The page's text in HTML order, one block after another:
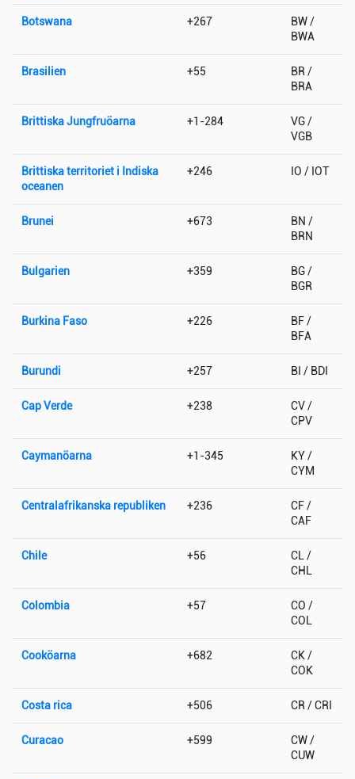
Botswana +267
BW /
BWA
Brasilien +55
BR /
BRA
Brittiska Jungfruöarna +1-284
VG /
VGB
Brittiska territoriet i Indiska
oceanen
+246 IO / IOT
Brunei +673
BN /
BRN
Bulgarien +359
BG /
BGR
Burkina Faso +226
BF /
BFA
Burundi +257 BI / BDI
Cap Verde +238
CV /
CPV
Caymanöarna +1-345
KY /
CYM
Centralafrikanska republiken +236
CF /
CAF
Chile +56
CL /
CHL
Colombia +57
CO /
COL
Cooköarna +682
CK /
COK
Costa rica +506 CR / CRI
Curacao +599
CW /
CUW